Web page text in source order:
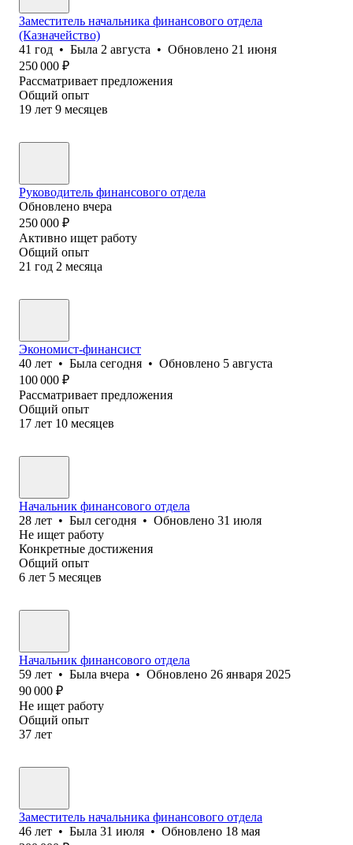
Заместитель начальника финансового отдела
(Казначейство)
41 год • Была 2 августа • Обновлено 21 июня
250 000 ₽
Рассматривает предложения
Общий опыт
19 лет 9 месяцев
Руководитель финансового отдела
Обновлено вчера
250 000 ₽
Активно ищет работу
Общий опыт
21 год 2 месяца
Экономист-финансист
40 лет • Была сегодня • Обновлено 5 августа
100 000 ₽
Рассматривает предложения
Общий опыт
17 лет 10 месяцев
Начальник финансового отдела
28 лет • Был сегодня • Обновлено 31 июля
Не ищет работу
Конкретные достижения
Общий опыт
6 лет 5 месяцев
Начальник финансового отдела
59 лет • Была вчера • Обновлено 26 января 2025
90 000 ₽
Не ищет работу
Общий опыт
37 лет
Заместитель начальника финансового отдела
46 лет • Была 31 июля • Обновлено 18 мая